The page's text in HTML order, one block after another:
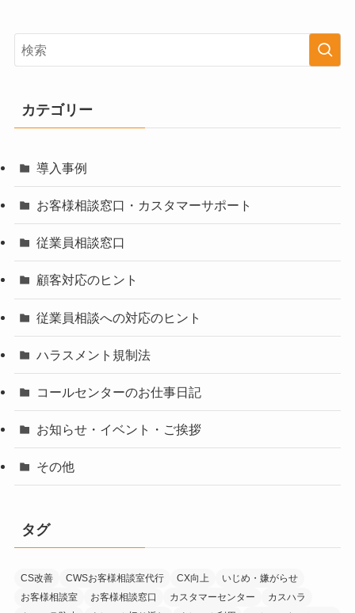
カテゴリー
導入事例
お客様相談窓口・カスタマーサポート
従業員相談窓口
顧客対応のヒント
従業員相談への対応のヒント
ハラスメント規制法
コールセンターのお仕事日記
お知らせ・イベント・ご挨拶
その他
タグ
CS改善 CWSお客様相談室代行 CX向上
いじめ・嫌がらせ
お客様相談室
お客様相談窓口 カスタマーセンター
カスハラ